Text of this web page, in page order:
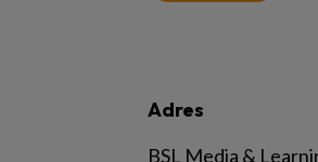
Adres
BSL Media &